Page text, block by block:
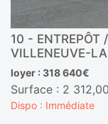
10 - ENTREPÔT
VILLENEUVE-
loyer : 318 640€
Surface : 2
Dispo : Immédiate